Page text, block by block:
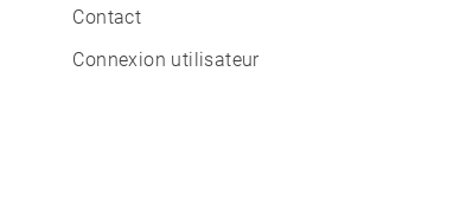
Contact
Connexion utilisateur